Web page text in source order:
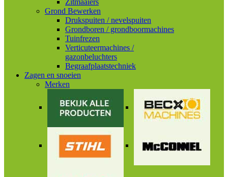
Zitmaaiers
Grond Bewerken
Drukspuiten / nevelspuiten
Grondboren / grondboormachines
Tuinfrezen
Verticuteermachines /
gazonbeluchters
Begraafplaatstechniek
Zagen en snoeien
Merken